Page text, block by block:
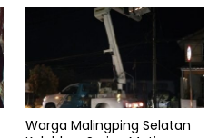
Warga Malingping Selatan